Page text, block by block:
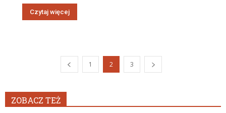
Czytaj więcej
1 2 3
ZOBACZ TEŻ